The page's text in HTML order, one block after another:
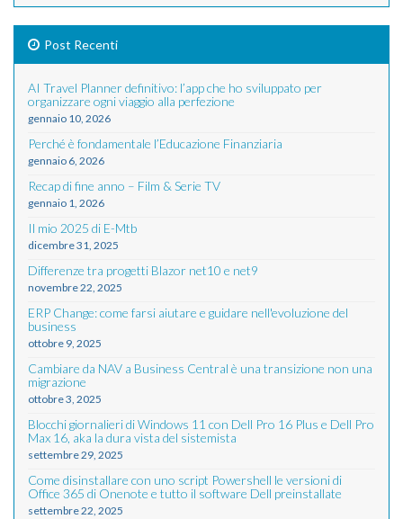
Post Recenti
AI Travel Planner definitivo: l’app che ho sviluppato per
organizzare ogni viaggio alla perfezione
gennaio 10, 2026
Perché è fondamentale l’Educazione Finanziaria
gennaio 6, 2026
Recap di fine anno – Film & Serie TV
gennaio 1, 2026
Il mio 2025 di E-Mtb
dicembre 31, 2025
Differenze tra progetti Blazor net10 e net9
novembre 22, 2025
ERP Change: come farsi aiutare e guidare nell'evoluzione del
business
ottobre 9, 2025
Cambiare da NAV a Business Central è una transizione non una
migrazione
ottobre 3, 2025
Blocchi giornalieri di Windows 11 con Dell Pro 16 Plus e Dell Pro
Max 16, aka la dura vista del sistemista
settembre 29, 2025
Come disinstallare con uno script Powershell le versioni di
Office 365 di Onenote e tutto il software Dell preinstallate
settembre 22, 2025